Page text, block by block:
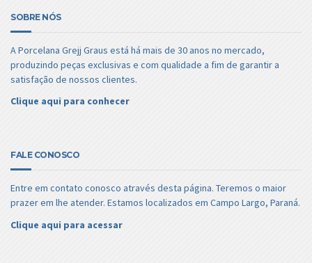
SOBRE NÓS
A Porcelana Grejj Graus está há mais de 30 anos no mercado,
produzindo peças exclusivas e com qualidade a fim de garantir a
satisfação de nossos clientes.
Clique aqui para conhecer
FALE CONOSCO
Entre em contato conosco através desta página. Teremos o maior
prazer em lhe atender. Estamos localizados em Campo Largo, Paraná.
Clique aqui para acessar